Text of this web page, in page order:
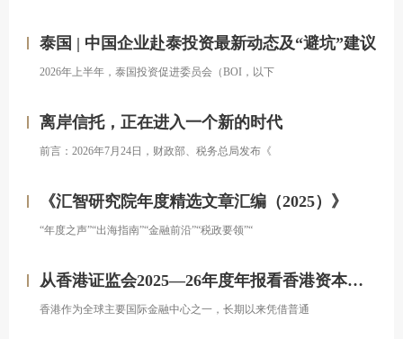
泰国 | 中国企业赴泰投资最新动态及“避坑”建议
2026年上半年，泰国投资促进委员会（BOI，以下
离岸信托，正在进入一个新的时代
前言：2026年7月24日，财政部、税务总局发布《
《汇智研究院年度精选文章汇编（2025）》
“年度之声”“出海指南”“金融前沿”“税政要领”“
从香港证监会2025—26年度年报看香港资本市场发展的新方向
香港作为全球主要国际金融中心之一，长期以来凭借普通